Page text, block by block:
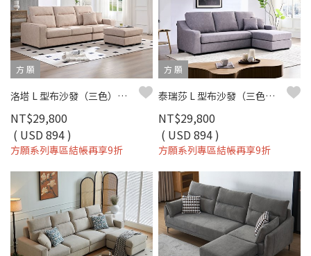
方 願
洛塔 L 型布沙發（三色）｜超細纖維科技布 × 高彈支撐坐墊 × 小宅舒適推薦 – 方願系列
NT$29,800
( USD 894 )
方願系列專區結帳再享9折
方 願
泰瑞莎 L 型布沙發（三色）｜超細纖維科技布 × 可拆洗布套 × 小宅舒適推薦 – 方願系列
NT$29,800
( USD 894 )
方願系列專區結帳再享9折